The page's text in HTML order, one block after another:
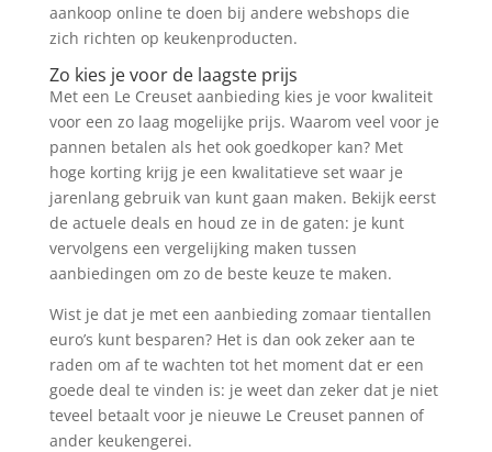
aankoop online te doen bij andere webshops die
zich richten op keukenproducten.
Zo kies je voor de laagste prijs
Met een Le Creuset aanbieding kies je voor kwaliteit
voor een zo laag mogelijke prijs. Waarom veel voor je
pannen betalen als het ook goedkoper kan? Met
hoge korting krijg je een kwalitatieve set waar je
jarenlang gebruik van kunt gaan maken. Bekijk eerst
de actuele deals en houd ze in de gaten: je kunt
vervolgens een vergelijking maken tussen
aanbiedingen om zo de beste keuze te maken.
Wist je dat je met een aanbieding zomaar tientallen
euro’s kunt besparen? Het is dan ook zeker aan te
raden om af te wachten tot het moment dat er een
goede deal te vinden is: je weet dan zeker dat je niet
teveel betaalt voor je nieuwe Le Creuset pannen of
ander keukengerei.